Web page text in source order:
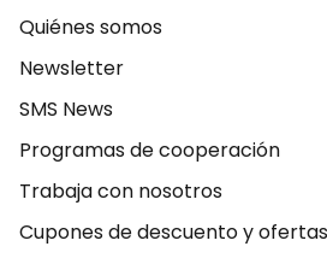
Quiénes somos
Newsletter
SMS News
Programas de cooperación
Trabaja con nosotros
Cupones de descuento y ofertas